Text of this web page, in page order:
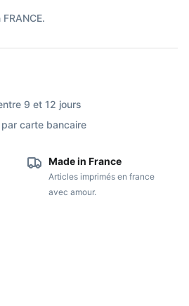
9 et 12 jours
carte bancaire
Made in France
Articles imprimés en france
avec amour.